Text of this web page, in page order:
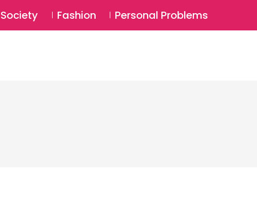
SUBSCRIBE Login ⚲
Society Fashion Personal Problems